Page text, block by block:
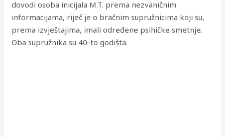
dovodi osoba inicijala M.T. prema nezvaničnim
informacijama, riječ je o bračnim supružnicima koji su,
prema izvještajima, imali određene psihičke smetnje.
Oba supružnika su 40-to godišta.